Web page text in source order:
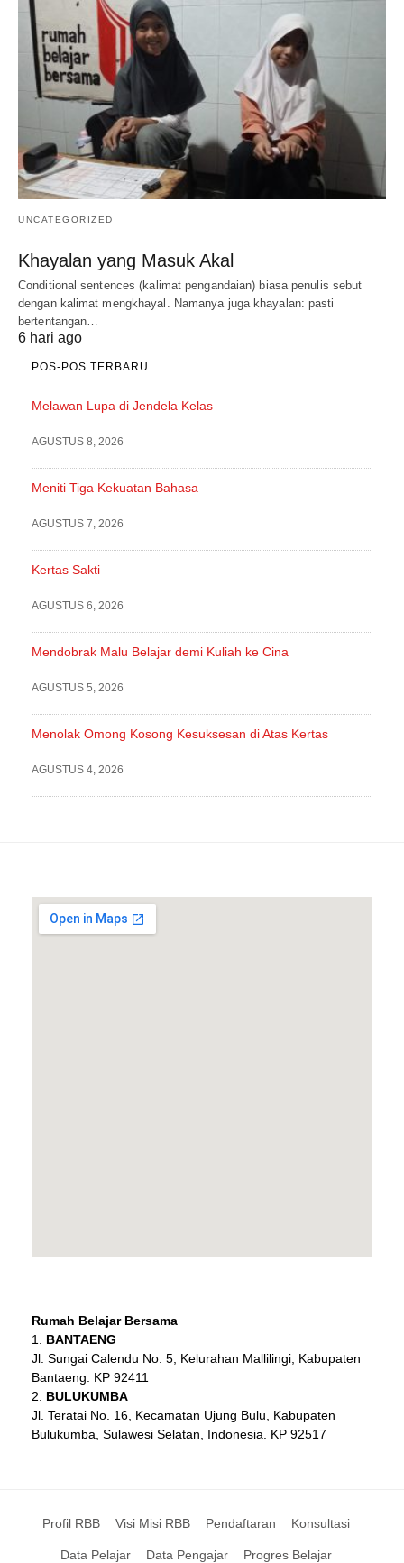
UNCATEGORIZED
Khayalan yang Masuk Akal
Conditional sentences (kalimat pengandaian) biasa penulis sebut
dengan kalimat mengkhayal. Namanya juga khayalan: pasti
bertentangan…
6 hari ago
POS-POS TERBARU
Melawan Lupa di Jendela Kelas
AGUSTUS 8, 2026
Meniti Tiga Kekuatan Bahasa
AGUSTUS 7, 2026
Kertas Sakti
AGUSTUS 6, 2026
Mendobrak Malu Belajar demi Kuliah ke Cina
AGUSTUS 5, 2026
Menolak Omong Kosong Kesuksesan di Atas Kertas
AGUSTUS 4, 2026
Rumah Belajar Bersama
BANTAENG
Jl. Sungai Calendu No. 5, Kelurahan Mallilingi, Kabupaten
Bantaeng. KP 92411
BULUKUMBA
Jl. Teratai No. 16, Kecamatan Ujung Bulu, Kabupaten
Bulukumba, Sulawesi Selatan, Indonesia. KP 92517
Profil RBB Visi Misi RBB Pendaftaran Konsultasi
Data Pelajar Data Pengajar Progres Belajar